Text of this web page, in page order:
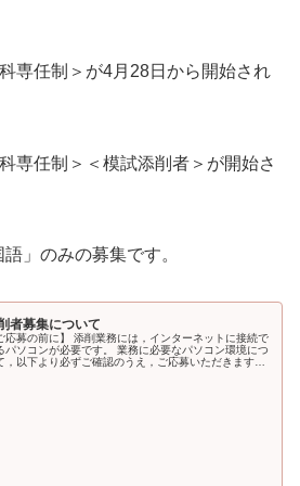
専任制＞が4月28日から開始され
専任制＞＜模試添削者＞が開始さ
」のみの募集です。
者募集について
応募の前に】 添削業務には，インターネットに接続で
パソコンが必要です。 業務に必要なパソコン環境につ
，以下より必ずご確認のうえ，ご応募いただきますよ